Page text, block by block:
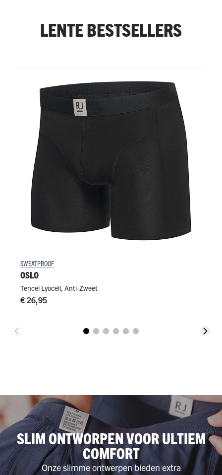
LENTE BESTSELLERS
SWEATPROOF
OSLO
Tencel Lyocell, Anti-Zweet
€ 26,95
SLIM ONTWORPEN VOOR ULTIEM
COMFORT
Onze slimme ontwerpen bieden extra